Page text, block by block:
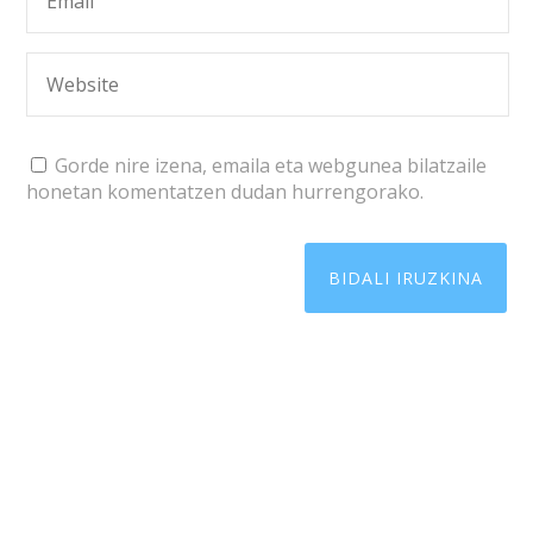
Gorde nire izena, emaila eta webgunea bilatzaile
honetan komentatzen dudan hurrengorako.